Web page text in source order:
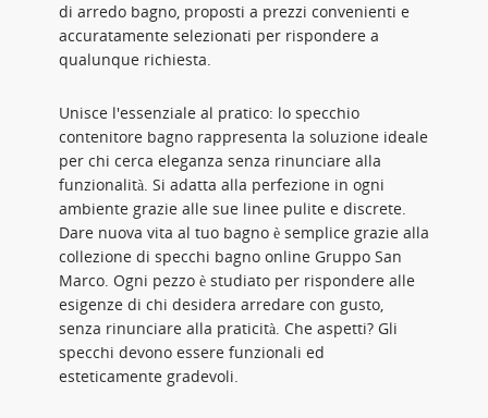
di arredo bagno, proposti a prezzi convenienti e
accuratamente selezionati per rispondere a
qualunque richiesta.
Unisce l'essenziale al pratico: lo specchio
contenitore bagno rappresenta la soluzione ideale
per chi cerca eleganza senza rinunciare alla
funzionalità. Si adatta alla perfezione in ogni
ambiente grazie alle sue linee pulite e discrete.
Dare nuova vita al tuo bagno è semplice grazie alla
collezione di specchi bagno online Gruppo San
Marco. Ogni pezzo è studiato per rispondere alle
esigenze di chi desidera arredare con gusto,
senza rinunciare alla praticità. Che aspetti? Gli
specchi devono essere funzionali ed
esteticamente gradevoli.